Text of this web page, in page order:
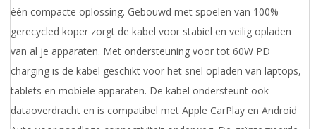
één compacte oplossing. Gebouwd met spoelen van 100%
gerecycled koper zorgt de kabel voor stabiel en veilig opladen
van al je apparaten. Met ondersteuning voor tot 60W PD
charging is de kabel geschikt voor het snel opladen van laptops,
tablets en mobiele apparaten. De kabel ondersteunt ook
dataoverdracht en is compatibel met Apple CarPlay en Android